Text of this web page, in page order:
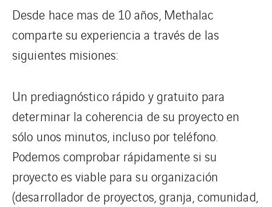
Desde hace mas de 10 años, Methalac
comparte su experiencia a través de las
siguientes misiones:
Un prediagnóstico rápido y gratuito para
determinar la coherencia de su proyecto en
sólo unos minutos, incluso por teléfono.
Podemos comprobar rápidamente si su
proyecto es viable para su organización
(desarrollador de proyectos, granja, comunidad,